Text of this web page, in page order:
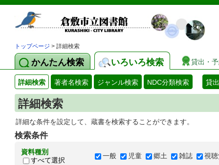
トップページ > 詳細検索
かんたん検索 いろいろ検索 貸出・
詳細検索 著者名検索 ジャンル検索 NDC分類検索 貸
詳細検索
詳細な条件を設定して、蔵書を検索することができます。
検索条件
資料種別
すべて選択
一般 児童 郷土 雑誌 視